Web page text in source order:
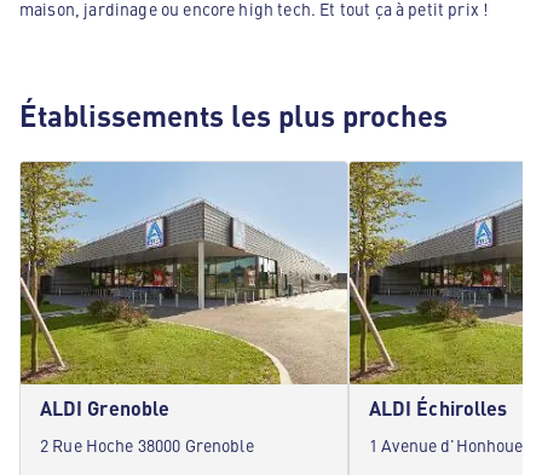
maison, jardinage ou encore high tech. Et tout ça à petit prix !
Établissements les plus proches
ALDI Grenoble
2 Rue Hoche 38000 Grenoble
ALDI Échirolles
1 Avenue d'Honhoue